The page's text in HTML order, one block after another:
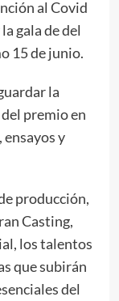
al Covid
gala de del
15 de junio.
la
premio en
y
producción,
Casting,
los talentos
que subirán
del